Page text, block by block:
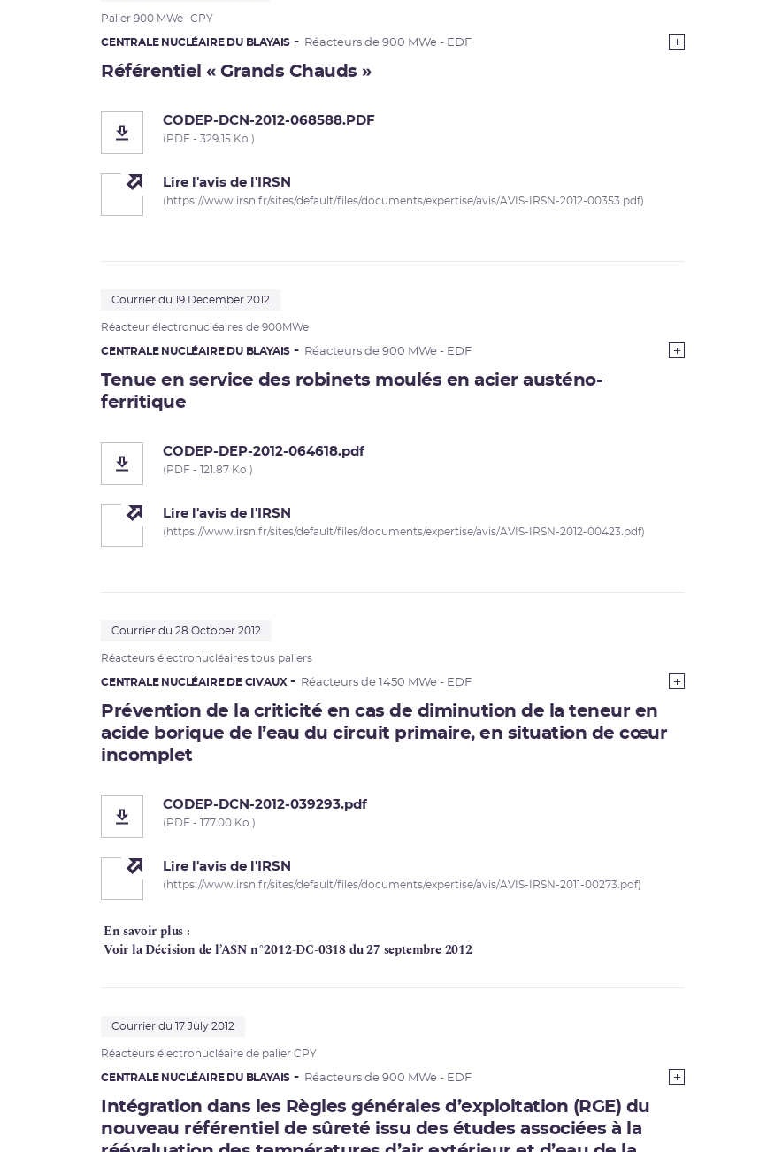
Palier 900 MWe -CPY
CENTRALE NUCLÉAIRE DU BLAYAIS Réacteurs de 900 MWe - EDF
Référentiel « Grands Chauds »
CODEP-DCN-2012-068588.PDF
(PDF - 329.15 Ko )
Lire l'avis de l'IRSN
(https://www.irsn.fr/sites/default/files/documents/expertise/avis/AVIS-IRSN-2012-00353.pdf)
Courrier du 19 December 2012
Réacteur électronucléaires de 900MWe
CENTRALE NUCLÉAIRE DU BLAYAIS Réacteurs de 900 MWe - EDF
Tenue en service des robinets moulés en acier austéno-
ferritique
CODEP-DEP-2012-064618.pdf
(PDF - 121.87 Ko )
Lire l'avis de l'IRSN
(https://www.irsn.fr/sites/default/files/documents/expertise/avis/AVIS-IRSN-2012-00423.pdf)
Courrier du 28 October 2012
Réacteurs électronucléaires tous paliers
CENTRALE NUCLÉAIRE DE CIVAUX Réacteurs de 1450 MWe - EDF
Prévention de la criticité en cas de diminution de la teneur en
acide borique de l’eau du circuit primaire, en situation de cœur
incomplet
CODEP-DCN-2012-039293.pdf
(PDF - 177.00 Ko )
Lire l'avis de l'IRSN
(https://www.irsn.fr/sites/default/files/documents/expertise/avis/AVIS-IRSN-2011-00273.pdf)
En savoir plus :
Voir la Décision de l’ASN n°2012-DC-0318 du 27 septembre 2012
Courrier du 17 July 2012
Réacteurs électronucléaire de palier CPY
CENTRALE NUCLÉAIRE DU BLAYAIS Réacteurs de 900 MWe - EDF
Intégration dans les Règles générales d’exploitation (RGE) du
nouveau référentiel de sûreté issu des études associées à la